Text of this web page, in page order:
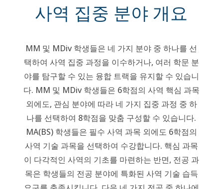
사역 집중 분야 개요
MM 및 MDiv 학생들은 네 가지 분야 중 하나를 선
택하여 사역 집중 과정을 이수하거나, 여러 학문 분
야를 탐구할 수 있는 융합 트랙을 유지할 수 있습니
다. MM 및 MDiv 학생들은 6학점의 사역 핵심 과목
외에도, 관심 분야에 따라 네 가지 집중 과정 중 하
나를 선택하여 8학점을 맞춤 구성할 수 있습니다.
MA(BS) 학생들은 필수 사역 과목 외에도 6학점의
사역 기술 과목을 선택하여 수강합니다. 핵심 과목
이 다각적인 사역의 기초를 마련하는 반면, 전공 과
목은 학생들의 전공 분야에 특화된 사역 기술 습득